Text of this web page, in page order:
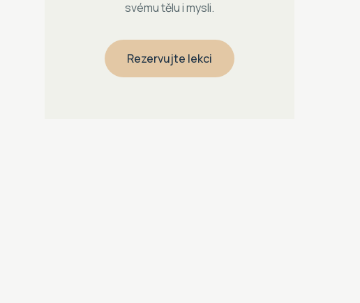
svému tělu i mysli.
Rezervujte lekci